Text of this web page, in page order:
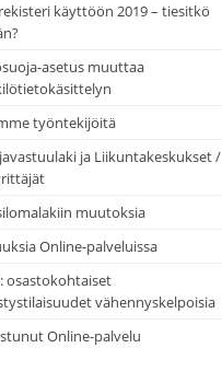
käyttöön 2019 – tiesitkö
asetus muuttaa
työntekijöitä
ja Liikuntakeskukset /
muutoksia
Online-palveluissa
osastokohtaiset
vähennyskelpoisia
Online-palvelu